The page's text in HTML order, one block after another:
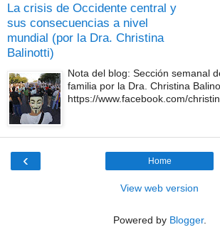
La crisis de Occidente central y
sus consecuencias a nivel
mundial (por la Dra. Christina
Balinotti)
Nota del blog: Sección semanal
familia por la Dra. Christina
https://www.facebook.com/
‹ Home
View web version
Powered by Blogger.